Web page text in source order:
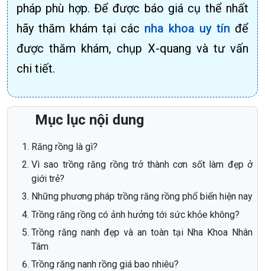
pháp phù hợp. Để được báo giá cụ thể nhất
hãy thăm khám tại các nha khoa uy tín để
được thăm khám, chụp X-quang và tư vấn
chi tiết.
Mục lục nội dung
Răng rồng là gì?
Vì sao trồng răng rồng trở thành cơn sốt làm đẹp ở
giới trẻ?
Những phương pháp trồng răng rồng phổ biến hiện nay
Trồng răng rồng có ảnh hưởng tới sức khỏe không?
Trồng răng nanh đẹp và an toàn tại Nha Khoa Nhân
Tâm
Trồng răng nanh rồng giá bao nhiêu?